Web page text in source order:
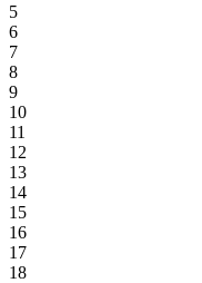
5
6
7
8
9
10
11
12
13
14
15
16
17
18